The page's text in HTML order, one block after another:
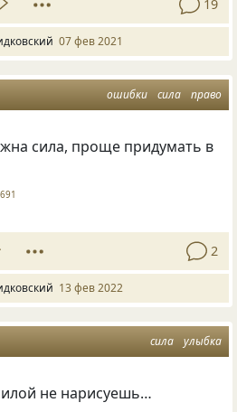
19
07 фев 2021
ошибки сила право
сила, проще придумать в
691
2
13 фев 2022
сила улыбка
не нарисуешь…